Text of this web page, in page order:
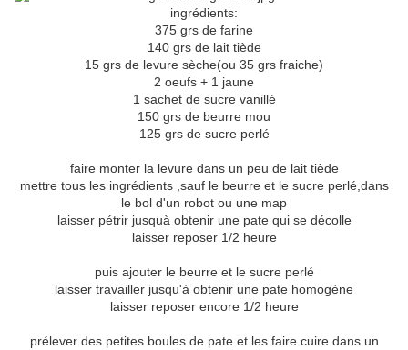
ingrédients:
375 grs de farine
140 grs de lait tiède
15 grs de levure sèche(ou 35 grs fraiche)
2 oeufs + 1 jaune
1 sachet de sucre vanillé
150 grs de beurre mou
125 grs de sucre perlé
faire monter la levure dans un peu de lait tiède
mettre tous les ingrédients ,sauf le beurre et le sucre perlé,dans
le bol d'un robot ou une map
laisser pétrir jusquà obtenir une pate qui se décolle
laisser reposer 1/2 heure
puis ajouter le beurre et le sucre perlé
laisser travailler jusqu'à obtenir une pate homogène
laisser reposer encore 1/2 heure
prélever des petites boules de pate et les faire cuire dans un